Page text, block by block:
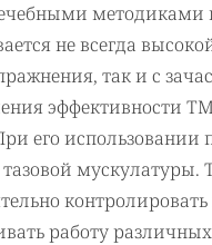
методиками
не всегда
так и с
эффективности
его
мускулатуры.
работу